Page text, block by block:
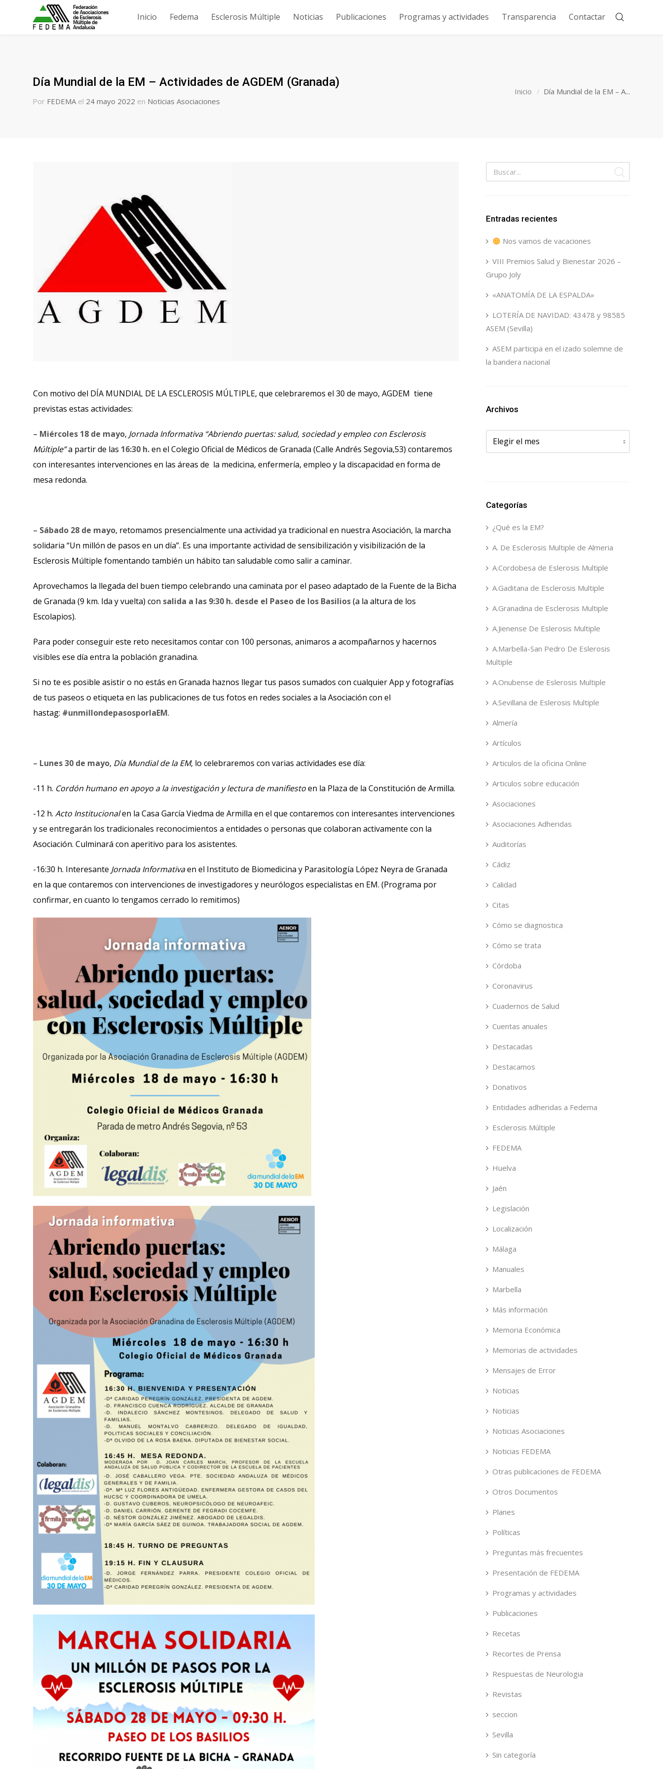
Inicio Fedema Esclerosis Múltiple Noticias Publicaciones Programas y actividades Transparencia Contactar
Día Mundial de la EM – Actividades de AGDEM (Granada)
Por FEDEMA el 24 mayo 2022 en Noticias Asociaciones
Inicio Día Mundial de la EM – A...
Con motivo del DÍA MUNDIAL DE LA ESCLEROSIS MÚLTIPLE, que celebraremos el 30 de mayo, AGDEM tiene
previstas estas actividades:
– Miércoles 18 de mayo, Jornada Informativa “Abriendo puertas: salud, sociedad y empleo con Esclerosis
Múltiple”a partir de las 16:30 h.en el Colegio Oficial de Médicos de Granada (Calle Andrés Segovia,53) contaremos
con interesantes intervenciones en las áreas de la medicina, enfermería, empleo y la discapacidad en forma de
mesa redonda.
– Sábado 28 de mayo, retomamos presencialmente una actividad ya tradicional en nuestra Asociación, la marcha
solidaria “Un millón de pasos en un día”. Es una importante actividad de sensibilización y visibilización de la
Esclerosis Múltiple fomentando también un hábito tan saludable como salir a caminar.
Aprovechamos la llegada del buen tiempo celebrando una caminata por el paseo adaptado de la Fuente de la Bicha
de Granada (9 km. Ida y vuelta) con salida a las 9:30 h. desde el Paseo de los Basilios(a la altura de los
Escolapios).
Para poder conseguir este reto necesitamos contar con 100 personas, animaros a acompañarnos y hacernos
visibles ese día entra la población granadina.
Si no te es posible asistir o no estás en Granada haznos llegar tus pasos sumados con cualquier App y fotografías
de tus paseos o etiqueta en las publicaciones de tus fotos en redes sociales a la Asociación con el
hastag: #unmillondepasosporlaEM.
– Lunes 30 de mayo, Día Mundial de la EM, lo celebraremos con varias actividades ese día:
-11 h. Cordón humano en apoyo a la investigación y lectura de manifiestoen la Plaza de la Constitución de Armilla.
-12 h. Acto Institucionalen la Casa García Viedma de Armilla en el que contaremos con interesantes intervenciones
y se entregarán los tradicionales reconocimientos a entidades o personas que colaboran activamente con la
Asociación. Culminará con aperitivo para los asistentes.
-16:30 h. Interesante Jornada Informativaen el Instituto de Biomedicina y Parasitología López Neyra de Granada
en la que contaremos con intervenciones de investigadores y neurólogos especialistas en EM. (Programa por
confirmar, en cuanto lo tengamos cerrado lo remitimos)
Entradas recientes
Nos vamos de vacaciones
VIII Premios Salud y Bienestar 2026 –
Grupo Joly
«ANATOMÍA DE LA ESPALDA»
LOTERÍA DE NAVIDAD: 43478 y 98585
ASEM (Sevilla)
ASEM participa en el izado solemne de
la bandera nacional
Archivos
Archivos
Categorías
¿Qué es la EM?
A. De Esclerosis Multiple de Almeria
A.Cordobesa de Eslerosis Multiple
A.Gaditana de Esclerosis Multiple
A.Granadina de Esclerosis Multiple
A.Jienense De Eslerosis Multiple
A.Marbella-San Pedro De Eslerosis
Multiple
A.Onubense de Eslerosis Multiple
A.Sevillana de Eslerosis Multiple
Almería
Artículos
Articulos de la oficina Online
Articulos sobre educación
Asociaciones
Asociaciones Adheridas
Auditorías
Cádiz
Calidad
Citas
Cómo se diagnostica
Cómo se trata
Córdoba
Coronavirus
Cuadernos de Salud
Cuentas anuales
Destacadas
Destacamos
Donativos
Entidades adheridas a Fedema
Esclerosis Múltiple
FEDEMA
Huelva
Jaén
Legislación
Localización
Málaga
Manuales
Marbella
Más información
Memoria Económica
Memorias de actividades
Mensajes de Error
Noticias
Noticias
Noticias Asociaciones
Noticias FEDEMA
Otras publicaciones de FEDEMA
Otros Documentos
Planes
Políticas
Preguntas más frecuentes
Presentación de FEDEMA
Programas y actividades
Publicaciones
Recetas
Recortes de Prensa
Respuestas de Neurologia
Revistas
seccion
Sevilla
Sin categoría